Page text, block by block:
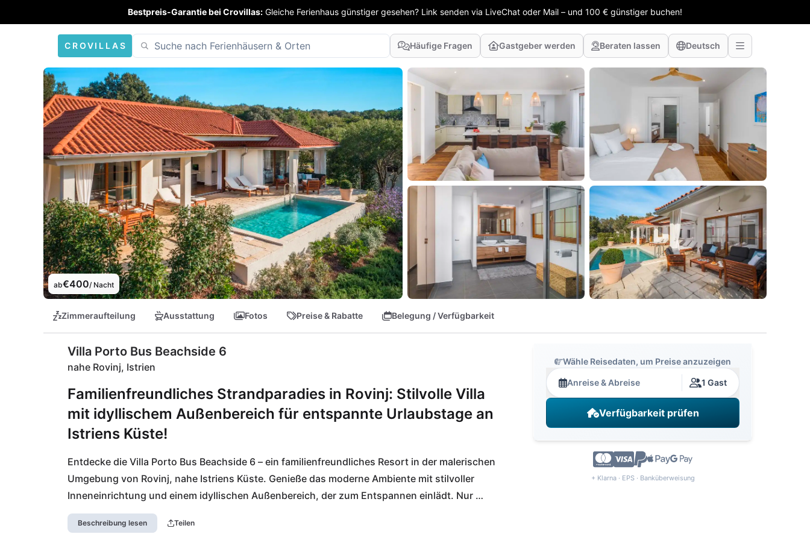
Bestpreis-Garantie bei Crovillas: Gleiche Ferienhaus günstiger gesehen? Link senden via LiveChat oder Mail – und 100 € günstiger buchen!
CROVILLAS Häufige Fragen Gastgeber werden Beraten lassen Deutsch
ab€400/ Nacht
Zimmeraufteilung Ausstattung Fotos Preise & Rabatte Belegung / Verfügbarkeit
Villa Porto Bus Beachside 6
nahe Rovinj, Istrien
Familienfreundliches Strandparadies in Rovinj: Stilvolle Villa
mit idyllischem Außenbereich für entspannte Urlaubstage an
Istriens Küste!
Entdecke die Villa Porto Bus Beachside 6 – ein familienfreundliches Resort in der malerischen
Umgebung von Rovinj, nahe Istriens Küste. Genieße das moderne Ambiente mit stilvoller
Inneneinrichtung und einem idyllischen Außenbereich, der zum Entspannen einlädt. Nur
wenige Schritte vom traumhaften Strand entfernt, erwartet dich hier pures Urlaubsvergnügen.
Beschreibung lesen Teilen
Wähle Reisedaten, um Preise anzuzeigen
Anreise & Abreise 1 Gast
Verfügbarkeit prüfen
+ Klarna · EPS · Banküberweisung